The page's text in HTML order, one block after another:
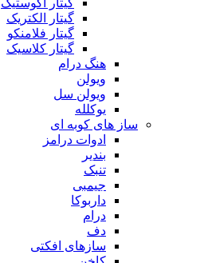
گیتار الکتریک
گیتار فلامنکو
گیتار کلاسیک
هنگ درام
ویولن
ویولن سل
یوکلله
ساز های کوبه ای
ادوات درامز
بندیر
تنبک
جیمبی
داربوکا
درام
دف
سازهای افکتی